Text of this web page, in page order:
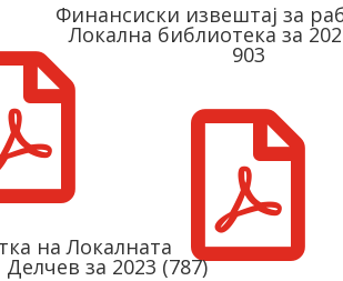
Финансиски извештај за
Локална библиотека за
903

на Локалната
за 2023 (787)